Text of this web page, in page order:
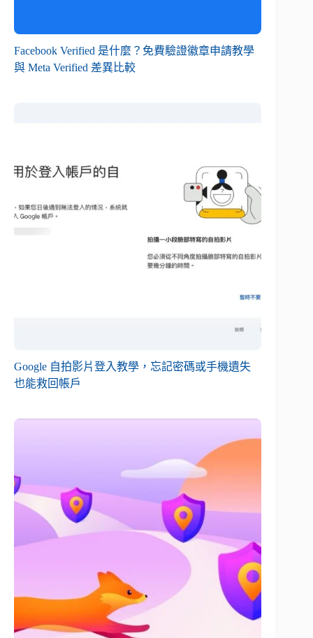
Facebook Verified 是什麼？免費驗證徽章申請教學
與 Meta Verified 差異比較
Google 自拍影片登入教學，忘記密碼或手機遺失
也能救回帳戶